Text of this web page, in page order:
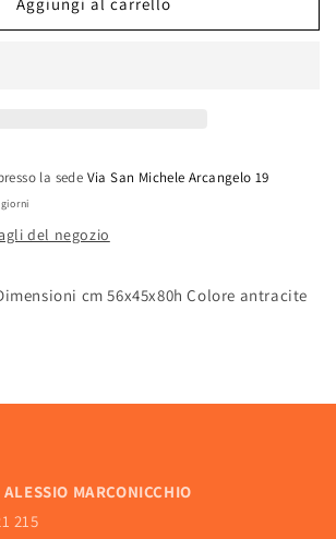
la sede Via San Michele Arcangelo 19
del negozio
cm 56x45x80h Colore antracite
MARCONICCHIO
215